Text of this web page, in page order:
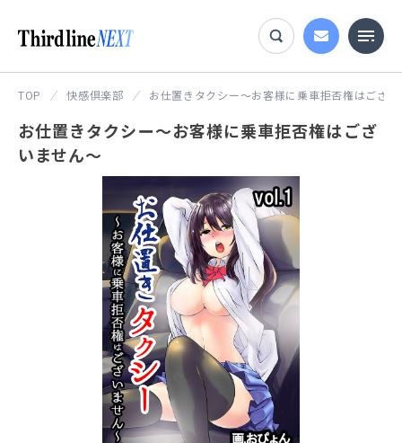
TOP 快感倶楽部 お仕置きタクシー～お客様に乗車拒否権はござ
お仕置きタクシー～お客様に乗車拒否権はござ
いません～